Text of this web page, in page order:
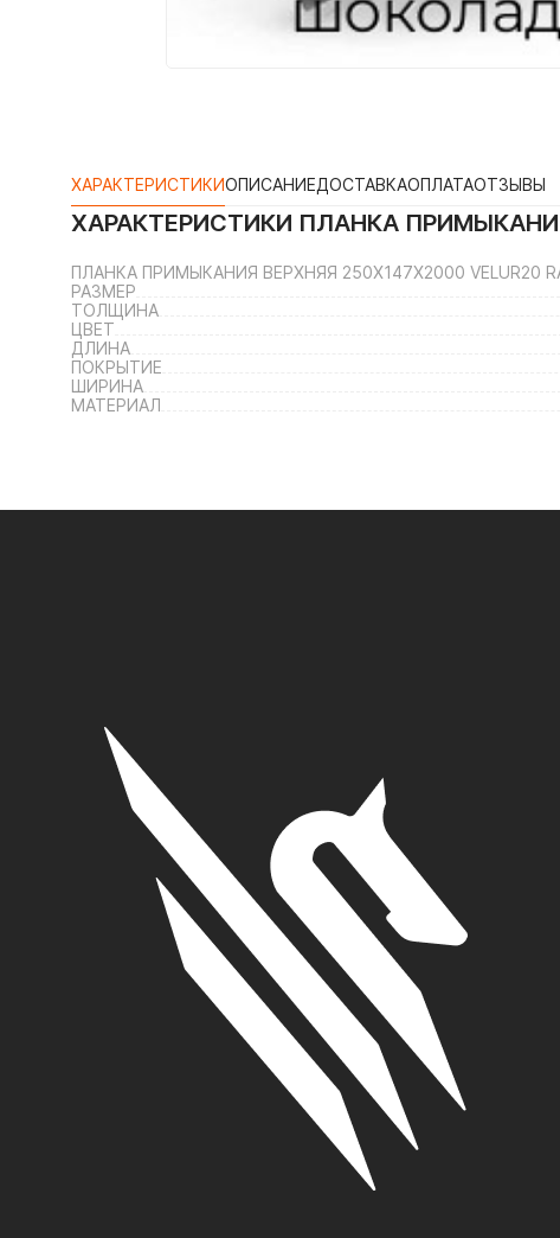
ХАРАКТЕРИСТИКИОПИСАНИЕДОСТАВКАОПЛАТАОТЗЫВЫ
ХАРАКТЕРИСТИКИ ПЛАНКА
ПЛАНКА ПРИМЫКАНИЯ ВЕРХНЯЯ 250Х147Х2000 VELUR20
РАЗМЕР
ТОЛЩИНА
ЦВЕТ
ДЛИНА
ПОКРЫТИЕ
ШИРИНА
МАТЕРИАЛ